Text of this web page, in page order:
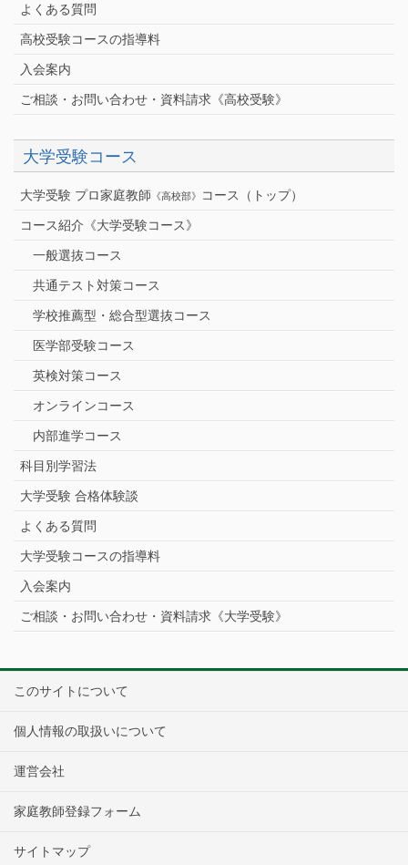
よくある質問
高校受験コースの指導料
入会案内
ご相談・お問い合わせ・資料請求《高校受験》
大学受験コース
大学受験 プロ家庭教師 《高校部》 コース（トップ）
コース紹介《大学受験コース》
一般選抜コース
共通テスト対策コース
学校推薦型・総合型選抜コース
医学部受験コース
英検対策コース
オンラインコース
内部進学コース
科目別学習法
大学受験 合格体験談
よくある質問
大学受験コースの指導料
入会案内
ご相談・お問い合わせ・資料請求《大学受験》
このサイトについて
個人情報の取扱いについて
運営会社
家庭教師登録フォーム
サイトマップ